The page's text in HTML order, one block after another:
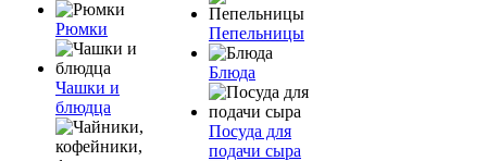
Рюмки
Чашки и
блюдца
Пепельницы
Блюда
Посуда для
подачи сыра